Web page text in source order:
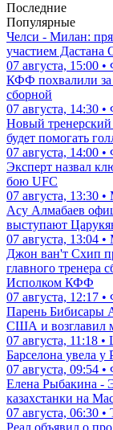
Последние
Популярные
Челси - Милан:
участием Дастана
07 августа, 15:00
КФФ похвалили за
сборной
07 августа, 14:30
Новый тренерский
будет помогать
07 августа, 14:00
Эксперт назвал
бою UFC
07 августа, 13:30
Асу Алмабаев
выступают
07 августа, 13:04
Джон ван'т Схип
главного тренера
Исполком КФФ
07 августа, 12:17
Парень Бибисары
США и возглавил
07 августа, 11:18
Барселона увела
07 августа, 09:54
Елена Рыбакина -
казахстанки на
07 августа, 06:30 •